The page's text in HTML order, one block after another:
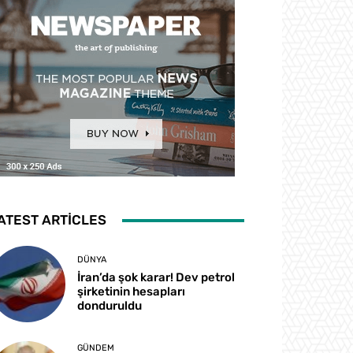
ARTICLES
DÜNYA
İran’da şok karar! Dev petrol
şirketinin hesapları
donduruldu
GÜNDEM